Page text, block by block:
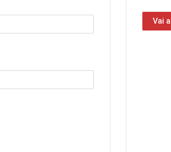
Vai